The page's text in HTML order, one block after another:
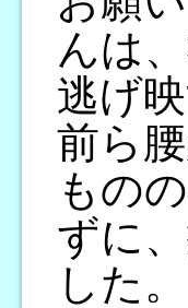
んは
逃げ
前ら
もの
ずに
した。